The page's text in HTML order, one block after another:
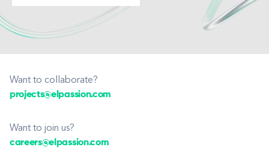
Want to collaborate?
projects@elpassion.com
Want to join us?
careers@elpassion.com